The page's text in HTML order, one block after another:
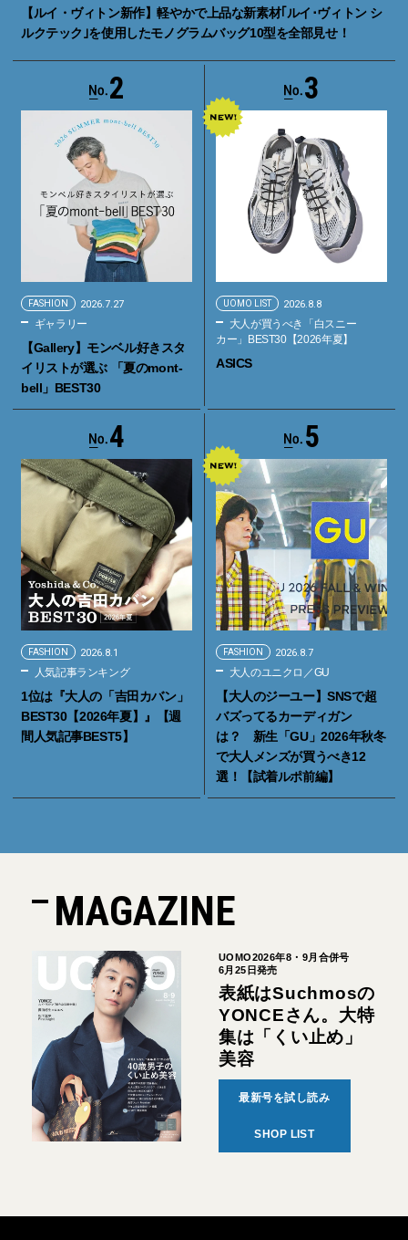
【ルイ・ヴィトン新作】軽やかで上品な新素材｢ルイ･ヴィトン シ
ルクテック｣を使用したモノグラムバッグ10型を全部見せ！
2
FASHION 2026.7.27
ギャラリー
【Gallery】モンベル好きスタ
イリストが選ぶ 「夏のmont-
bell」BEST30
3
UOMO LIST 2026.8.8
大人が買うべき「白スニー
カー」BEST30【2026年夏】
ASICS
4
FASHION 2026.8.1
人気記事ランキング
1位は『大人の「吉田カバン」
BEST30【2026年夏】』【週
間人気記事BEST5】
5
FASHION 2026.8.7
大人のユニクロ／GU
【大人のジーユー】SNSで超
バズってるカーディガン
は？ 新生「GU」2026年秋冬
で大人メンズが買うべき12
選！【試着ルポ前編】
MAGAZINE
UOMO2026年8・9月合併号
6月25日発売
表紙はSuchmosの
YONCEさん。大特
集は「くい止め」
美容
最新号を試し読み
SHOP LIST